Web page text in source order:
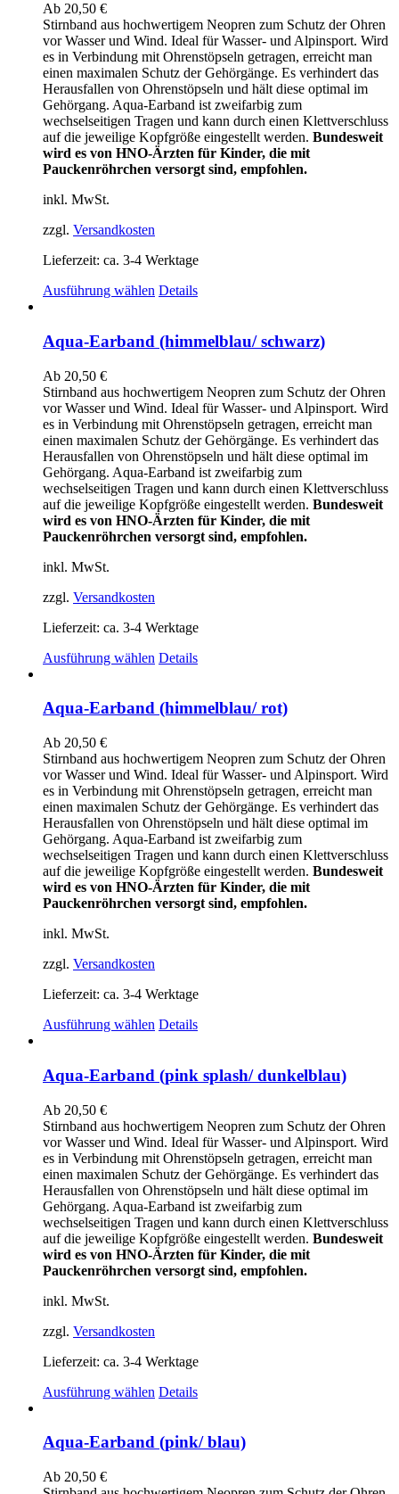
Ab 20,50 €
Stirnband aus hochwertigem Neopren zum Schutz der Ohren
vor Wasser und Wind. Ideal für Wasser- und Alpinsport. Wird
es in Verbindung mit Ohrenstöpseln getragen, erreicht man
einen maximalen Schutz der Gehörgänge. Es verhindert das
Herausfallen von Ohrenstöpseln und hält diese optimal im
Gehörgang. Aqua-Earband ist zweifarbig zum
wechselseitigen Tragen und kann durch einen Klettverschluss
auf die jeweilige Kopfgröße eingestellt werden. Bundesweit
wird es von HNO-Ärzten für Kinder, die mit
Pauckenröhrchen versorgt sind, empfohlen.
inkl. MwSt.
zzgl. Versandkosten
Lieferzeit: ca. 3-4 Werktage
Ausführung wählen Dieses
mehrere
Varianten
Die
Optionen
können
auf
der
Produktseite
gewählt
werden
Details
Aqua-Earband (himmelblau/ schwarz)
Ab 20,50 €
Stirnband aus hochwertigem Neopren zum Schutz der Ohren
vor Wasser und Wind. Ideal für Wasser- und Alpinsport. Wird
es in Verbindung mit Ohrenstöpseln getragen, erreicht man
einen maximalen Schutz der Gehörgänge. Es verhindert das
Herausfallen von Ohrenstöpseln und hält diese optimal im
Gehörgang. Aqua-Earband ist zweifarbig zum
wechselseitigen Tragen und kann durch einen Klettverschluss
auf die jeweilige Kopfgröße eingestellt werden. Bundesweit
wird es von HNO-Ärzten für Kinder, die mit
Pauckenröhrchen versorgt sind, empfohlen.
inkl. MwSt.
zzgl. Versandkosten
Lieferzeit: ca. 3-4 Werktage
Ausführung wählen Dieses
mehrere
Varianten
Die
Optionen
können
auf
der
Produktseite
gewählt
werden
Details
Aqua-Earband (himmelblau/ rot)
Ab 20,50 €
Stirnband aus hochwertigem Neopren zum Schutz der Ohren
vor Wasser und Wind. Ideal für Wasser- und Alpinsport. Wird
es in Verbindung mit Ohrenstöpseln getragen, erreicht man
einen maximalen Schutz der Gehörgänge. Es verhindert das
Herausfallen von Ohrenstöpseln und hält diese optimal im
Gehörgang. Aqua-Earband ist zweifarbig zum
wechselseitigen Tragen und kann durch einen Klettverschluss
auf die jeweilige Kopfgröße eingestellt werden. Bundesweit
wird es von HNO-Ärzten für Kinder, die mit
Pauckenröhrchen versorgt sind, empfohlen.
inkl. MwSt.
zzgl. Versandkosten
Lieferzeit: ca. 3-4 Werktage
Ausführung wählen Dieses
mehrere
Varianten
Die
Optionen
können
auf
der
Produktseite
gewählt
werden
Details
Aqua-Earband (pink splash/ dunkelblau)
Ab 20,50 €
Stirnband aus hochwertigem Neopren zum Schutz der Ohren
vor Wasser und Wind. Ideal für Wasser- und Alpinsport. Wird
es in Verbindung mit Ohrenstöpseln getragen, erreicht man
einen maximalen Schutz der Gehörgänge. Es verhindert das
Herausfallen von Ohrenstöpseln und hält diese optimal im
Gehörgang. Aqua-Earband ist zweifarbig zum
wechselseitigen Tragen und kann durch einen Klettverschluss
auf die jeweilige Kopfgröße eingestellt werden. Bundesweit
wird es von HNO-Ärzten für Kinder, die mit
Pauckenröhrchen versorgt sind, empfohlen.
inkl. MwSt.
zzgl. Versandkosten
Lieferzeit: ca. 3-4 Werktage
Ausführung wählen Dieses
mehrere
Varianten
Die
Details
Aqua-Earband (pink/ blau)
Ab 20,50 €